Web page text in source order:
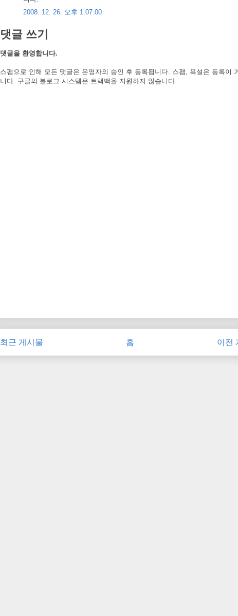
2008. 12. 26. 오후 1:07:00
댓글 쓰기
댓글을 환영합니다.
스팸으로 인해 모든 댓글은 운영자의 승인 후 등록됩니다. 스팸, 욕설은 등록이
니다. 구글의 블로그 시스템은 트랙백을 지원하지 않습니다.
최근 게시물 이전
홈